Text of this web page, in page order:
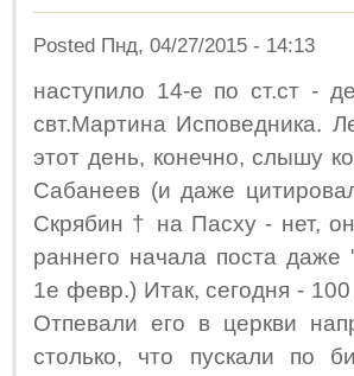
Posted Пнд, 04/27/2015 - 14:13
наступило 14-е по ст.ст -
свт.Мартина Исповедника.
этот день, конечно, слышу
Сабанеев (и даже
Скрябин † на Пасху - нет,
раннего начала поста
1е февр.) Итак, сегодня -
Отпевали его в церкви
столько, что пускали по